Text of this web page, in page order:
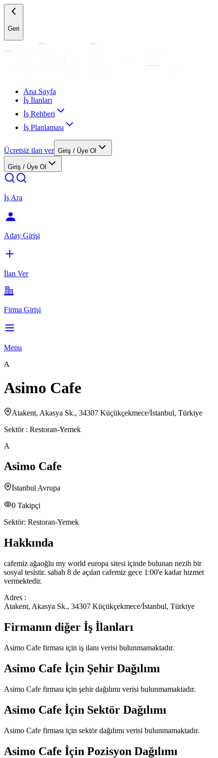
Geri
Ana Sayfa
İş İlanları
İş Rehberi
İş Planlaması
Ücretsiz ilan ver Giriş / Üye Ol
Giriş / Üye Ol
İş Ara
Aday Girişi
İlan Ver
Firma Girişi
Menu
A
Asimo Cafe
Atakent, Akasya Sk., 34307 Küçükçekmece/İstanbul, Türkiye
Sektör : Restoran-Yemek
A
Asimo Cafe
İstanbul Avrupa
0 Takipçi
Sektör: Restoran-Yemek
Hakkında
cafemiz ağaoğlu my world europa sitesi içinde bulunan nezih bir
sosyal tesistir. sabah 8 de açılan cafemiz gece 1:00'e kadar hizmet
vermektedir.
Adres :
Atakent, Akasya Sk., 34307 Küçükçekmece/İstanbul, Türkiye
Firmanın diğer İş İlanları
Asimo Cafe firması için iş ilanı verisi bulunmamaktadır.
Asimo Cafe İçin Şehir Dağılımı
Asimo Cafe firması için şehir dağılımı verisi bulunmamaktadır.
Asimo Cafe İçin Sektör Dağılımı
Asimo Cafe firması için sektör dağılımı verisi bulunmamaktadır.
Asimo Cafe İçin Pozisyon Dağılımı